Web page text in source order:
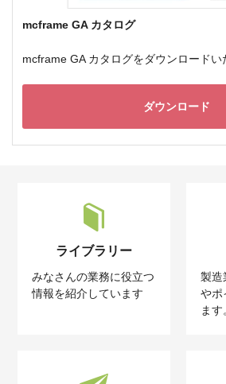
mcframe GA カタログ
mcframe GA カタログをダウンロードい
ダウンロード
ライブラリー
みなさんの業務に役立つ
情報を紹介しています
製造
やポ
ます